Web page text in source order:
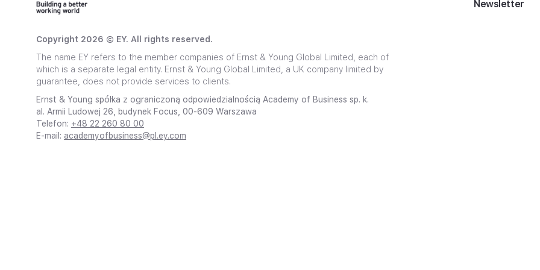
emocjonalna
Rachunkowość i sprawozdawczość finansowa
Sprzedaż i negocjacje
Szkolenia branżowe
Newsletter
Copyright 2026 © EY. All rights reserved.
The name EY refers to the member companies of Ernst & Young Global Limited, each of
which is a separate legal entity. Ernst & Young Global Limited, a UK company limited by
guarantee, does not provide services to clients.
Ernst & Young spółka z ograniczoną odpowiedzialnością Academy of Business sp. k.
al. Armii Ludowej 26, budynek Focus, 00-609 Warszawa
Telefon: +48 22 260 80 00
E-mail: academyofbusiness@pl.ey.com